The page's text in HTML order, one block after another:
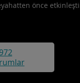
önce